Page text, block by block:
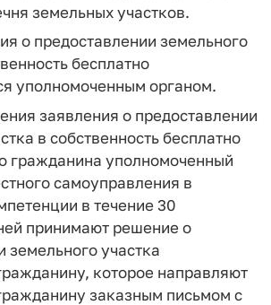
земельных участков.
о предоставлении земельного
бесплатно
уполномоченным органом.
заявления о предоставлении
в собственность бесплатно
гражданина уполномоченный
самоуправления в
в течение 30
принимают решение о
земельного участка
которое направляют
заказным письмом с